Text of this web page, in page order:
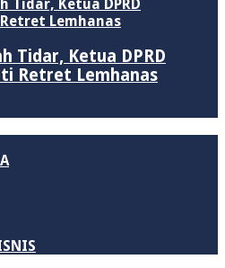
Tidar, Ketua DPRD
Retret Lemhanas